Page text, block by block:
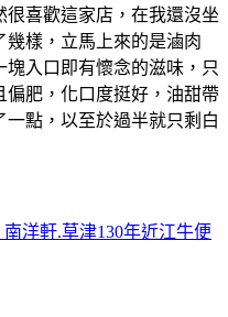
喜歡這家店，在我還沒坐
樣，立馬上來的是滷肉
入口即有懷念的滋味，只
肥，化口度挺好，油甜帶
點，以至於過半就只剩白
洋軒.草津130年近江牛便